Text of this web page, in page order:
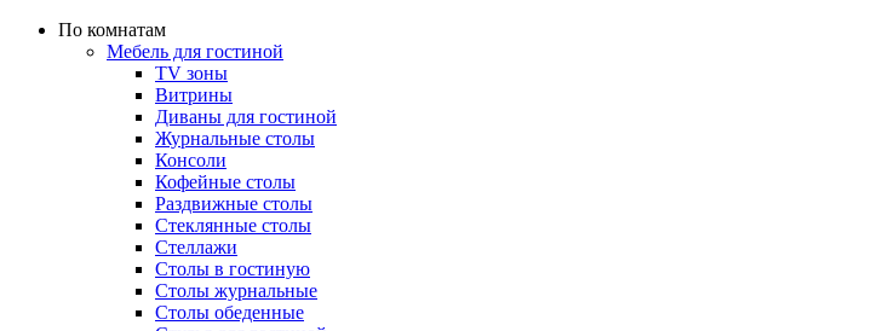
По комнатам
Мебель для гостиной
TV зоны
Витрины
Диваны для гостиной
Журнальные столы
Консоли
Кофейные столы
Раздвижные столы
Стеклянные столы
Стеллажи
Столы в гостиную
Столы журнальные
Столы обеденные